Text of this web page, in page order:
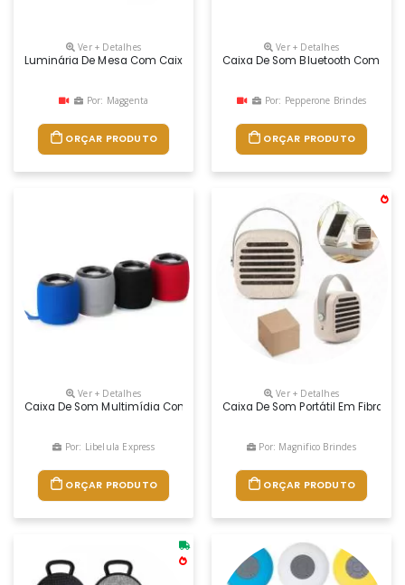
Ver + Detalhes
Luminária De Mesa Com Caixa De Som Personalizada
Por: Maggenta
ORÇAR PRODUTO
Ver + Detalhes
Caixa De Som Bluetooth Com
Por: Pepperone Brindes
ORÇAR PRODUTO
Ver + Detalhes
Caixa De Som Multimídia Com Iluminação Rgb Em 7 Modos
Por: Libelula Express
ORÇAR PRODUTO
Ver + Detalhes
Caixa De Som Portátil Em Fibra
Por: Magnifico Brindes
ORÇAR PRODUTO